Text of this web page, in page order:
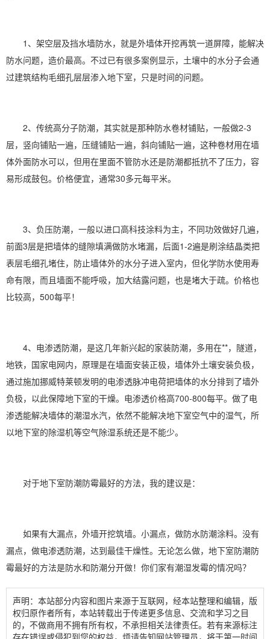
1、架空层及挡水墙防水，就是外墙体开挖再筑一道屏障，能解决
防水问题，造价最高。不过已有很多案例显示，土壤中的水分子会通
过建筑结构毛细孔层层渗入地下室，只是时间的问题。
2、传统高分子防潮，其实就是那种防水卷材铺贴，一般做2-3
层，竖向铺贴一遍，压缝铺贴一遍，斜向铺贴一遍，这种卷材用在墙
体外面防水可以，但用在里面不管防水还是防潮都抵抗不了压力，容
易形成鼓包。价格便宜，通常30多元每平米。
3、负压防潮，一般以进口高科技涂料为主，不同功效做好几遍，
前面3层是把墙体的缝隙填满做防水堵漏，后面1-2遍是刷涂结晶类把
表层毛细孔堵住，防止墙体外的水分子进入室内，但化学防水使用寿
命有限，而且墙面不能呼吸，加大结露问题，也是堵大于疏。价格也
比较高，500每平！
4、电渗透防潮，是这几年新兴起的家装防潮，多用在**，隧道，
地铁，国家电网内，原理是在墙面安装正极，墙体外土壤安装负极，
通过施加挪威特莱顿发明的电渗透脉冲电荷把墙体的水分排到了墙外
负极，以此保障地下室的干燥。电渗透价格高700-800每平。做了电
渗透能解决墙体的潮湿水汽，依然不能解决地下室空气中的湿气，所
以地下室的除湿机等空气除湿系统还是不能少。
对于地下室防潮防霉最好的方法，我的建议是：
如果有大漏点，外墙开挖筑墙。小漏点，做防水防潮涂料。没有
漏点，做电渗透防潮，达到最佳干燥性。无论怎么做，地下室防潮防
霉最好的方法是防水和防潮分开做！你们家有潮湿发霉的情况吗？
声明：本站部分内容和图片来源于互联网，经本站整理和编辑，版
权归原作者所有，本站转载出于传递更多信息、交流和学习之目
的，不做商用不拥有所有权，不承担相关法律责任。若有来源标注
存在错误或侵犯到您的权益，烦请告知网站管理员，将于第一时间